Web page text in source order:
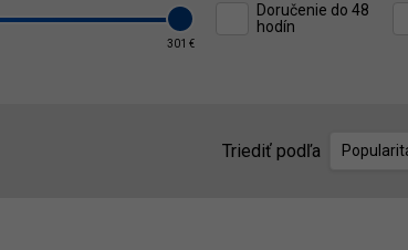
301 €
Doručenie do 48
hodín
Triediť podľa